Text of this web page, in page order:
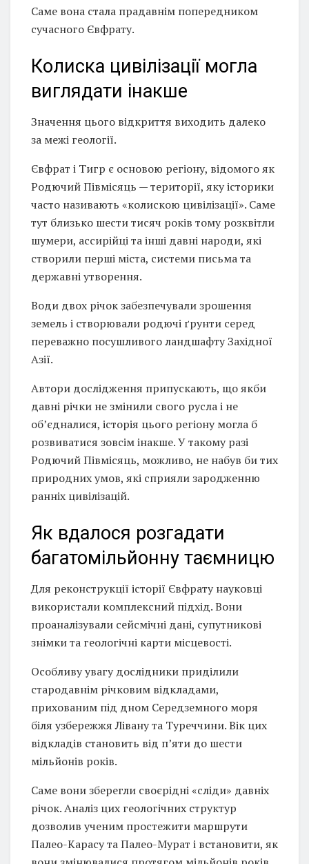
Саме вона стала прадавнім попередником
сучасного Євфрату.
Колиска цивілізації могла
виглядати інакше
Значення цього відкриття виходить далеко
за межі геології.
Євфрат і Тигр є основою регіону, відомого як
Родючий Півмісяць — території, яку історики
часто називають «колискою цивілізації». Саме
тут близько шести тисяч років тому розквітли
шумери, ассирійці та інші давні народи, які
створили перші міста, системи письма та
державні утворення.
Води двох річок забезпечували зрошення
земель і створювали родючі ґрунти серед
переважно посушливого ландшафту Західної
Азії.
Автори дослідження припускають, що якби
давні річки не змінили свого русла і не
об’єдналися, історія цього регіону могла б
розвиватися зовсім інакше. У такому разі
Родючий Півмісяць, можливо, не набув би тих
природних умов, які сприяли зародженню
ранніх цивілізацій.
Як вдалося розгадати
багатомільйонну таємницю
Для реконструкції історії Євфрату науковці
використали комплексний підхід. Вони
проаналізували сейсмічні дані, супутникові
знімки та геологічні карти місцевості.
Особливу увагу дослідники приділили
стародавнім річковим відкладами,
прихованим під дном Середземного моря
біля узбережжя Лівану та Туреччини. Вік цих
відкладів становить від п’яти до шести
мільйонів років.
Саме вони зберегли своєрідні «сліди» давніх
річок. Аналіз цих геологічних структур
дозволив ученим простежити маршрути
Палео-Карасу та Палео-Мурат і встановити, як